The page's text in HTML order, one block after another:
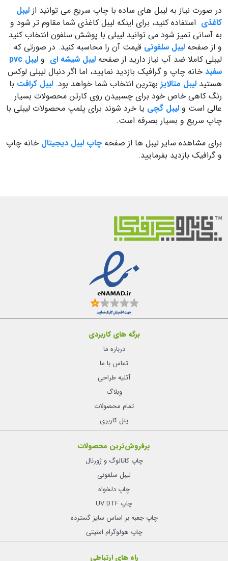
در صورت نیاز به لیبل های ساده با چاپ سریع می توانید از لیبل
کاغذی استفاده کنید، برای اینکه لیبل کاغذی شما مقاوم تر شود و
به آسانی تمیز شود می توانید لیبلی با پوشش سلفون انتخاب کنید
و از صفحه لیبل سلفونی قیمت آن را محاسبه کنید. در صورتی که
لیبلی کاملا ضد آب نیاز دارید از صفحه لیبل شیشه ای و
لیبل pvc
سفید خانه چاپ و گرافیک بازدید نمایید، اما اگر دنبال لیبلی لوکس
هستید لیبل متالایز بهترین انتخاب شما خواهد بود. لیبل کرافت با
رنگ کاهی خاص خود برای چسبیدن روی کارتن محصولات بسیار
عالی است و لیبل گچی یا خرد شوند برای پلمپ محصولات لیبلی با
چاپ سریع و بسیار بصرفه است.
برای مشاهده سایر لیبل ها از صفحه چاپ لیبل دیجیتال خانه چاپ
و گرافیک بازدید بفرمایید.
برگه های کاربردی
درباره ما
تماس با ما
آتلیه طراحی
وبلاگ
تمام محصولات
پنل کاربری
پرفروش‌ترین محصولات
چاپ کاتالوگ و ژورنال
لیبل سلفونی
چاپ دلخواه
چاپ UV DTF
چاپ جعبه بر اساس سایز گسترده
چاپ هولوگرام امنیتی
راه های ارتباطی